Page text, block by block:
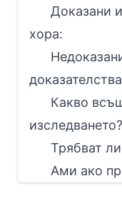
Доказани
хора:
Какво
изследването?
Трябват
Ами ако